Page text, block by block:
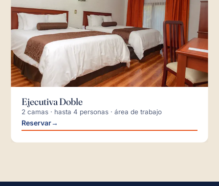
Ejecutiva Doble
2 camas · hasta 4 personas · área de trabajo
Reservar→